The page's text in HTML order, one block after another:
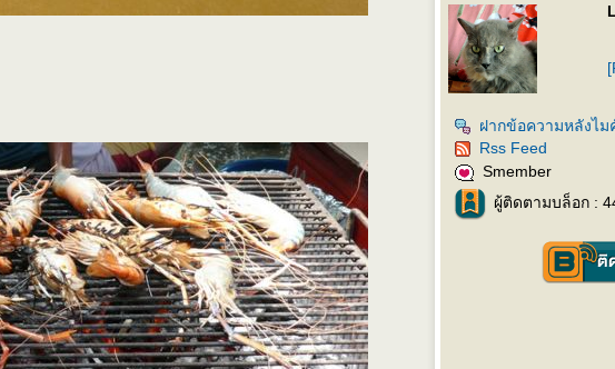
ฝากข้อความหลังไม
Rss Feed
Smember
ผู้ติดตามบล็อก :